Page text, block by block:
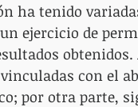
ha tenido
ejercicio de
con el
por otra parte,